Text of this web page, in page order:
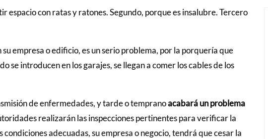
con ratas y ratones. Segundo, porque es insalubre. Tercero
su empresa o edificio, es un serio problema, por la porquería que
se introducen en los garajes, se llegan a comer los cables de los
de enfermedades, y tarde o tempranoacabará un problema
realizarán las inspecciones pertinentes para verificar la
adecuadas, su empresa o negocio, tendrá que cesar la